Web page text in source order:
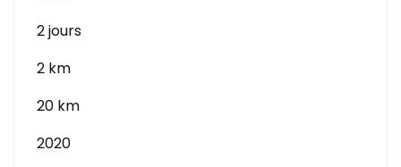
2 jours
2 km
20 km
2020